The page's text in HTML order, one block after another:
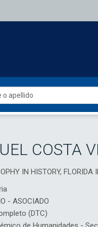
COSTA
IN HISTORY,
- ASOCIADO
(DTC)